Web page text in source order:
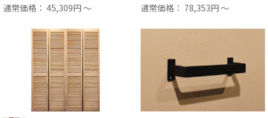
通常価格： 45,309円 ～ 通常価格： 78,353円 ～